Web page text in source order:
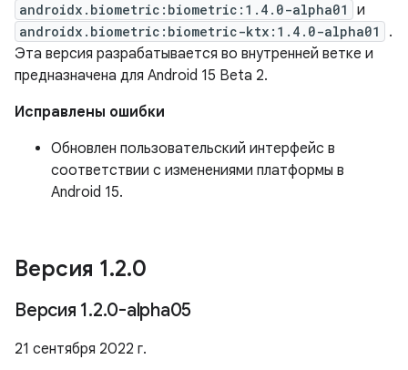
androidx.biometric:biometric:1.4.0-alpha01 и
androidx.biometric:biometric-ktx:1.4.0-alpha01
.
Эта версия разрабатывается во внутренней ветке и
предназначена для Android 15 Beta 2.
Исправлены ошибки
Обновлен пользовательский интерфейс в
соответствии с изменениями платформы в
Android 15.
Версия 1.2.0
Версия 1.2.0-alpha05
21 сентября 2022 г.